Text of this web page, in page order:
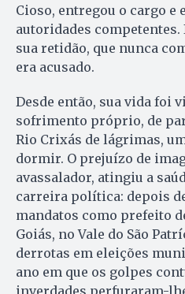
Cioso, entregou o cargo e
autoridades competentes.
sua retidão, que nunca
era acusado.
Desde então, sua vida foi
sofrimento próprio, de
Rio Crixás de lágrimas,
dormir. O prejuízo de
avassalador, atingiu a
carreira política: depois
mandatos como prefeito
Goiás, no Vale do São
derrotas em eleições
ano em que os golpes
inverdades perfuraram-